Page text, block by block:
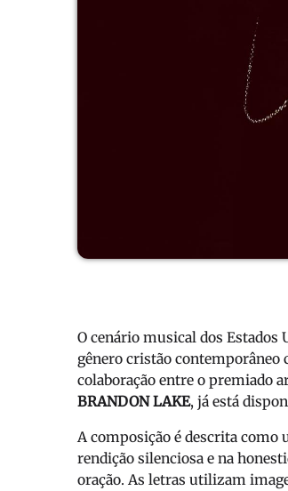
O cenário musical dos
gênero cristão contemporâneo
colaboração entre o premiado
BRANDON LAKE, já está
A composição é descrita como
rendição silenciosa e na
oração. As letras utilizam